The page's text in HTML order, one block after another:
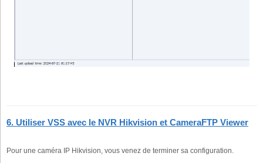
6. Utiliser VSS avec le NVR Hikvision et CameraFTP Viewer
Pour une caméra IP Hikvision, vous venez de terminer sa configuration.